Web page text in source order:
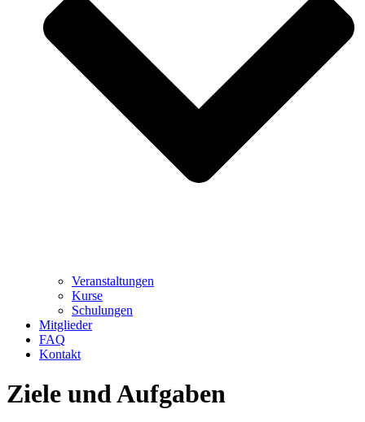
Veranstaltungen
Kurse
Schulungen
Mitglieder
FAQ
Kontakt
Ziele und Aufgaben